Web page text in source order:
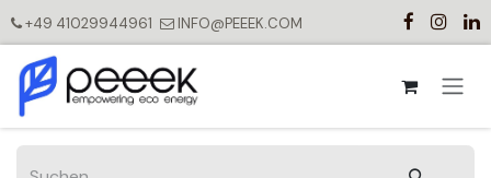
+49 41029944961 INFO@PEEEK.COM